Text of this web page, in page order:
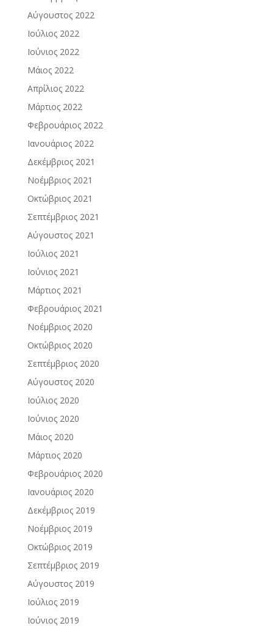
Αύγουστος 2022
Ιούλιος 2022
Ιούνιος 2022
Μάιος 2022
Απρίλιος 2022
Μάρτιος 2022
Φεβρουάριος 2022
Ιανουάριος 2022
Δεκέμβριος 2021
Νοέμβριος 2021
Οκτώβριος 2021
Σεπτέμβριος 2021
Αύγουστος 2021
Ιούλιος 2021
Ιούνιος 2021
Μάρτιος 2021
Φεβρουάριος 2021
Νοέμβριος 2020
Οκτώβριος 2020
Σεπτέμβριος 2020
Αύγουστος 2020
Ιούλιος 2020
Ιούνιος 2020
Μάιος 2020
Μάρτιος 2020
Φεβρουάριος 2020
Ιανουάριος 2020
Δεκέμβριος 2019
Νοέμβριος 2019
Οκτώβριος 2019
Σεπτέμβριος 2019
Αύγουστος 2019
Ιούλιος 2019
Ιούνιος 2019